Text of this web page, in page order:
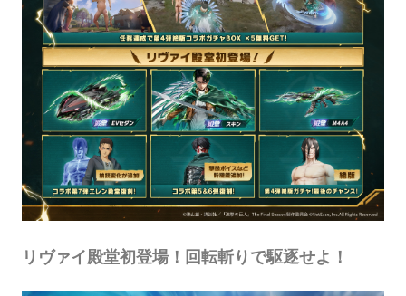
リヴァイ殿堂初登場！回転斬りで駆逐せよ！